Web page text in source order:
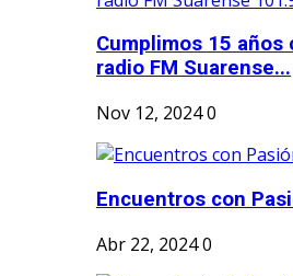
Cumplimos 15
radio FM Suarense...
Nov 12, 20240
Encuentros con
Abr 22, 20240